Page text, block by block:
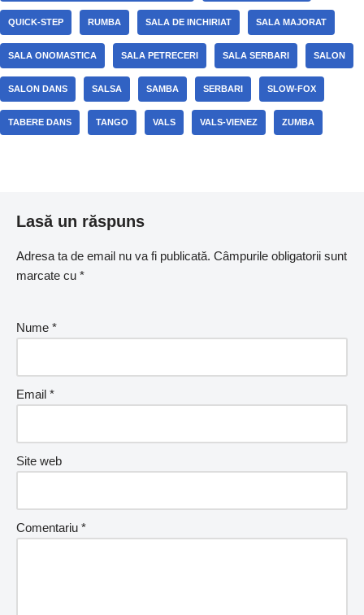
QUICK-STEP RUMBA SALA DE INCHIRIAT SALA MAJORAT
SALA ONOMASTICA SALA PETRECERI SALA SERBARI SALON
SALON DANS SALSA SAMBA SERBARI SLOW-FOX
TABERE DANS TANGO VALS VALS-VIENEZ ZUMBA
Lasă un răspuns
Adresa ta de email nu va fi publicată. Câmpurile obligatorii sunt
marcate cu *
Nume *
Email *
Site web
Comentariu *